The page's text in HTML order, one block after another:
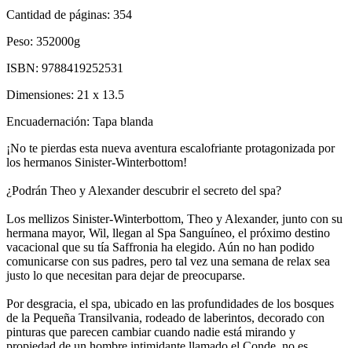
Cantidad de páginas: 354
Peso: 352000g
ISBN: 9788419252531
Dimensiones: 21 x 13.5
Encuadernación: Tapa blanda
¡No te pierdas esta nueva aventura escalofriante protagonizada por
los hermanos Sinister-Winterbottom!
¿Podrán Theo y Alexander descubrir el secreto del spa?
Los mellizos Sinister-Winterbottom, Theo y Alexander, junto con su
hermana mayor, Wil, llegan al Spa Sanguíneo, el próximo destino
vacacional que su tía Saffronia ha elegido. Aún no han podido
comunicarse con sus padres, pero tal vez una semana de relax sea
justo lo que necesitan para dejar de preocuparse.
Por desgracia, el spa, ubicado en las profundidades de los bosques
de la Pequeña Transilvania, rodeado de laberintos, decorado con
pinturas que parecen cambiar cuando nadie está mirando y